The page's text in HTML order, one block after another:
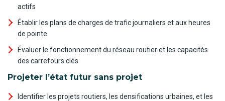
actifs
Établir les plans de charges de trafic journaliers et aux heures
de pointe
Évaluer le fonctionnement du réseau routier et les capacités
des carrefours clés
Projeter l’état futur sans projet
Identifier les projets routiers, les densifications urbaines, et les